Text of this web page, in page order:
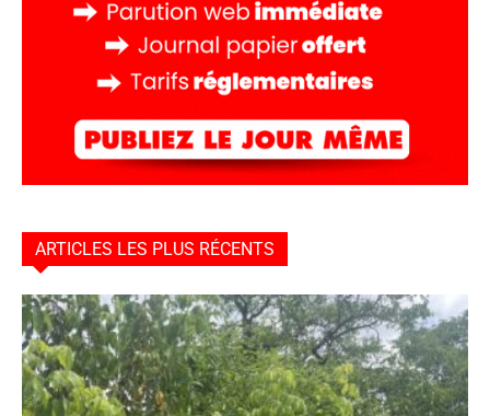
ARTICLES LES PLUS RÉCENTS